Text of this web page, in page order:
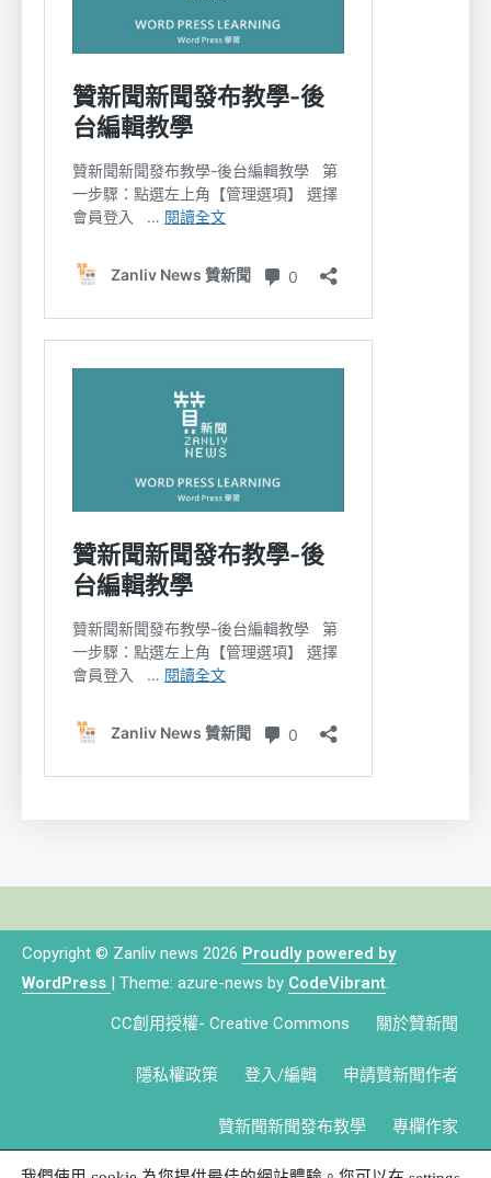
Copyright © Zanliv news 2026 Proudly powered by
WordPress | Theme: azure-news by CodeVibrant.
CC創用授權- Creative Commons 關於贊新聞
隱私權政策 登入/編輯 申請贊新聞作者
贊新聞新聞發布教學 專欄作家